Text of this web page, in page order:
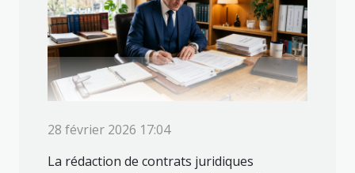
28 février 2026 17:04
La rédaction de contrats juridiques